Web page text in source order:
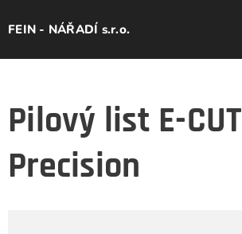
FEIN - NÁŘADÍ s.r.o.
Pilový list E-CUT
Precision